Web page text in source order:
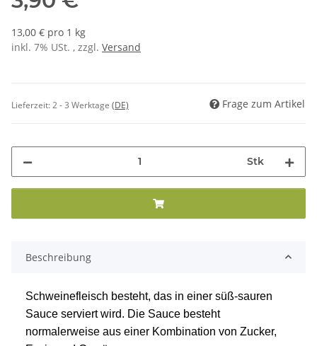
13,00 € pro 1 kg
inkl. 7% USt. , zzgl. Versand
Lieferzeit:2 - 3 Werktage (DE) Frage zum Artikel
Stk
Beschreibung
Schweinefleisch besteht, das in einer süß-sauren
Sauce serviert wird. Die Sauce besteht
normalerweise aus einer Kombination von Zucker,